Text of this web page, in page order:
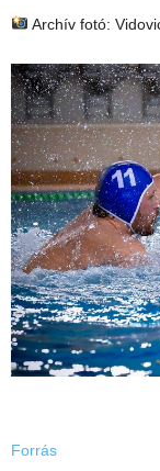
Archív fotó:
Forrás